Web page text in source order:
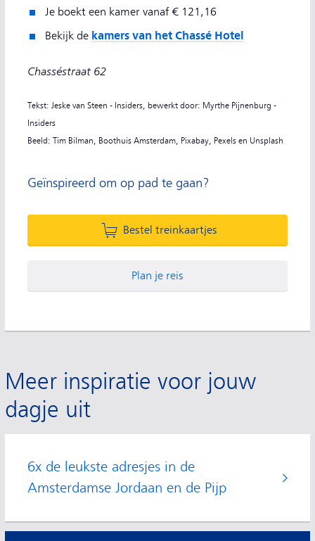
Je boekt een kamer vanaf € 121,16
Bekijk de kamers van het Chassé Hotel
Chasséstraat 62
Tekst: Jeske van Steen - Insiders, bewerkt door: Myrthe Pijnenburg -
Insiders
Beeld: Tim Bilman, Boothuis Amsterdam, Pixabay, Pexels en Unsplash
Geïnspireerd om op pad te gaan?
Bestel treinkaartjes
Plan je reis
Meer inspiratie voor jouw
dagje uit
6x de leukste adresjes in de
Amsterdamse Jordaan en de Pijp